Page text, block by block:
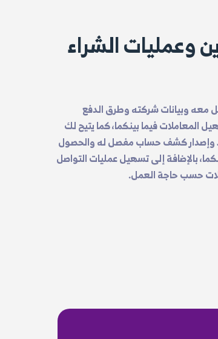
وعمليات الشراء
معه وبيانات شركته وطرق الدفع
المعاملات فيما بينكما، كما يتيح لك
وإصدار كشف حساب مفصل له والحصول
بالإضافة إلى تسهيل عمليات التواصل
حسب حاجة العمل.